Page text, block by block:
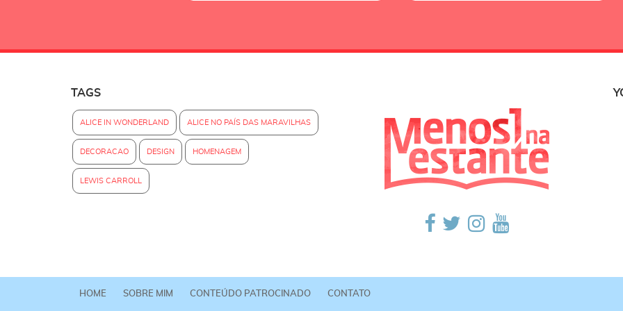
TAGS
ALICE IN WONDERLAND ALICE NO PAÍS DAS MARAVILHAS
DECORACAO DESIGN HOMENAGEM
LEWIS CARROLL
HOME SOBRE MIM CONTEÚDO PATROCINADO CONTATO